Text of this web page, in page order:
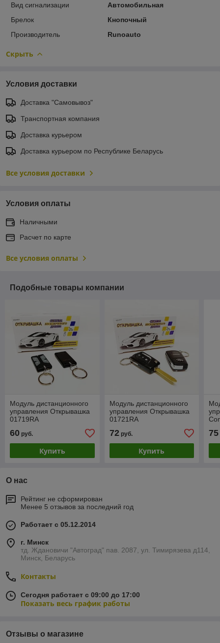
Вид сигнализации
Автомобильная
Брелок
Кнопочный
Производитель
Runoauto
Скрыть
Условия доставки
Доставка "Самовывоз"
Транспортная компания
Доставка курьером
Доставка курьером по Республике Беларусь
Все условия доставки
Условия оплаты
Наличными
Расчет по карте
Все условия оплаты
Подобные товары компании
Модуль дистанционного
управления Открывашка
01719RA
60 руб.
Купить
Модуль дистанционного
управления Открывашка
01721RA
72руб.
Купить
75
О нас
Рейтинг не сформирован
Менее 5 отзывов за последний год
Работает с 05.12.2014
г. Минск
тд. Ждановичи "Автоград" пав. 2087, ул. Тимирязева д114,
Минск, Беларусь
Контакты
Сегодня работает с 09:00 до 17:00
Показать весь график работы
Отзывы о магазине